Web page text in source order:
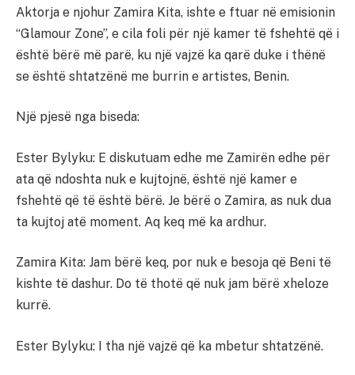
Aktorja e njohur Zamira Kita, ishte e ftuar në emisionin
“Glamour Zone”, e cila foli për një kamer të fshehtë që i
është bërë më parë, ku një vajzë ka qarë duke i thënë
se është shtatzënë me burrin e artistes, Benin.
Një pjesë nga biseda:
Ester Bylyku: E diskutuam edhe me Zamirën edhe për
ata që ndoshta nuk e kujtojnë, është një kamer e
fshehtë që të është bërë. Je bërë o Zamira, as nuk dua
ta kujtoj atë moment. Aq keq më ka ardhur.
Zamira Kita: Jam bërë keq, por nuk e besoja që Beni të
kishte të dashur. Do të thotë që nuk jam bërë xheloze
kurrë.
Ester Bylyku: I tha një vajzë që ka mbetur shtatzënë.